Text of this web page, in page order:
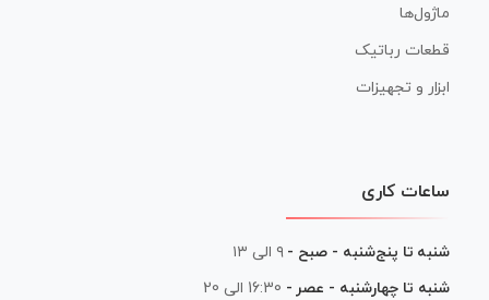
ماژول‌ها
قطعات رباتیک
ابزار و تجهیزات
ساعات کاری
شنبه تا پنج‌شنبه - صبح - ۹ الی ۱۳
شنبه تا چهارشنبه - عصر - 16:30 الی 20